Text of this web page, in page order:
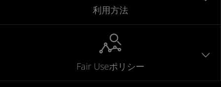
利用方法
Fair Useポリシー